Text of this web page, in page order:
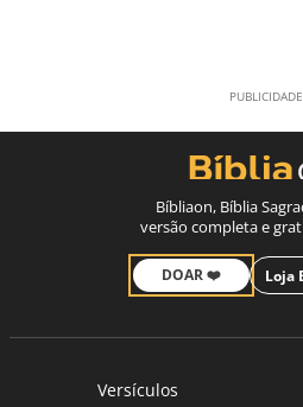
Bíbliaon, Bíblia
versão completa e
DOAR ❤️ Loja
Versículos